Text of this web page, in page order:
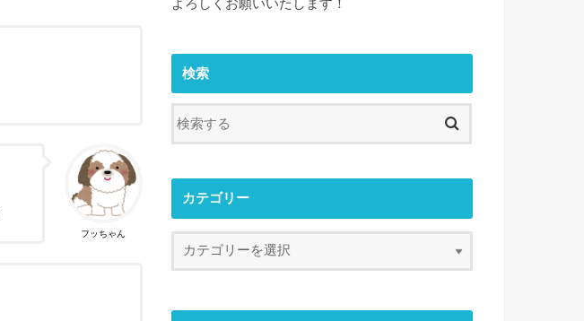
フッちゃん
よろしくお願いいたします！
検索
カテゴリー